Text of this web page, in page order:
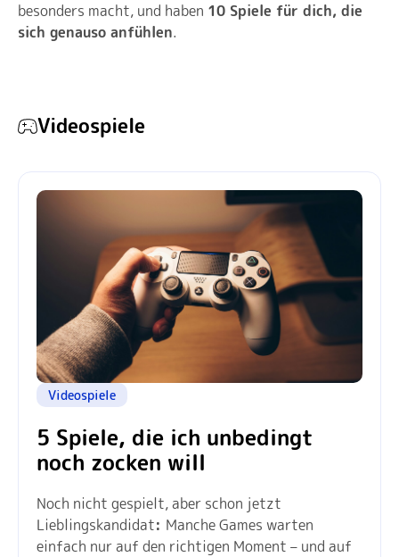
besonders macht, und haben 10 Spiele für dich, die
sich genauso anfühlen.
Videospiele
Videospiele
5 Spiele, die ich unbedingt
noch zocken will
Noch nicht gespielt, aber schon jetzt
Lieblingskandidat: Manche Games warten
einfach nur auf den richtigen Moment – und auf